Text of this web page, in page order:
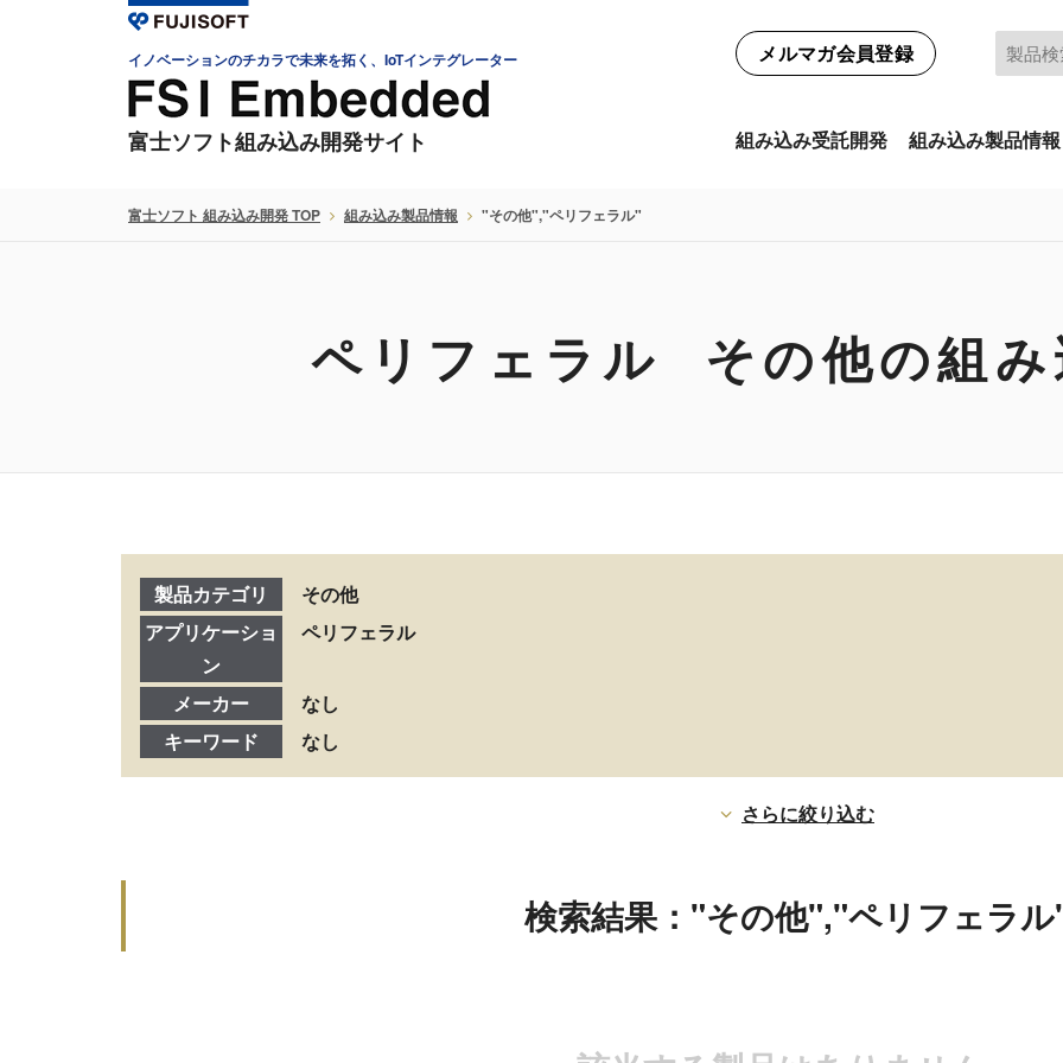
イノベーションのチカラで未来を拓く、IoTインテグレーター
富士ソフト組み込み開発サイト
メルマガ会員登録
組み込み受託開発 組み込み製品情報
富士ソフト 組み込み開発 TOP 組み込み製品情報 "その他","ペリフェラル"
ペリフェラル その他の組
製品カテゴリ
その他
アプリケーショ
ン
ペリフェラル
メーカー
なし
キーワード
なし
さらに絞り込む
検索結果："その他","ペリフェラ